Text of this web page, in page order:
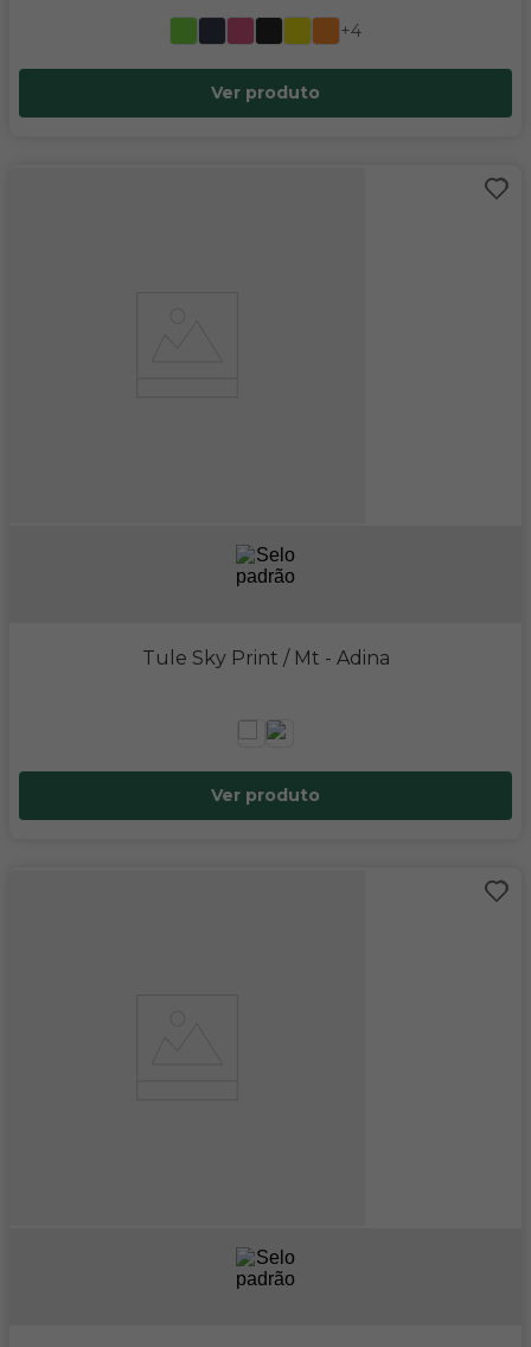
+4
Ver produto
Tule Sky Print / Mt - Adina
Ver produto